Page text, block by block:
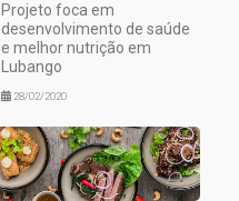
Projeto foca em
desenvolvimento de saúde
e melhor nutrição em
Lubango
28/02/2020